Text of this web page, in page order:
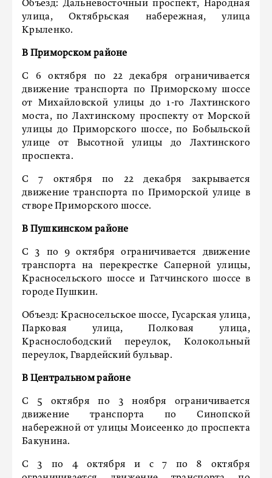
Объезд: Дальневосточный проспект, Народная
улица, Октябрьская набережная, улица
Крыленко.
В Приморском районе
С 6 октября по 22 декабря ограничивается
движение транспорта по Приморскому шоссе
от Михайловской улицы до 1-го Лахтинского
моста, по Лахтинскому проспекту от Морской
улицы до Приморского шоссе, по Бобыльской
улице от Высотной улицы до Лахтинского
проспекта.
С 7 октября по 22 декабря закрывается
движение транспорта по Приморской улице в
створе Приморского шоссе.
В Пушкинском районе
С 3 по 9 октября ограничивается движение
транспорта на перекрестке Саперной улицы,
Красносельского шоссе и Гатчинского шоссе в
городе Пушкин.
Объезд: Красносельское шоссе, Гусарская улица,
Парковая улица, Полковая улица,
Краснослободский переулок, Колокольный
переулок, Гвардейский бульвар.
В Центральном районе
С 5 октября по 3 ноября ограничивается
движение транспорта по Синопской
набережной от улицы Моисеенко до проспекта
Бакунина.
С 3 по 4 октября и с 7 по 8 октября